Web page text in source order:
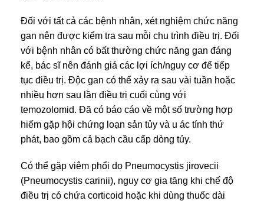
Đối với tất cả các bệnh nhân, xét nghiệm chức năng
gan nên được kiểm tra sau mỗi chu trình điều trị. Đối
với bệnh nhân có bất thường chức năng gan đáng
kể, bác sĩ nên đánh giá các lợi ích/nguy cơ để tiếp
tục điều trị. Độc gan có thể xảy ra sau vài tuần hoặc
nhiều hơn sau lần điều trị cuối cùng với
temozolomid. Đã có báo cáo về một số trường hợp
hiếm gặp hội chứng loạn sản tủy và u ác tính thứ
phát, bao gồm cả bạch cầu cấp dòng tủy.
Có thể gặp viêm phổi do Pneumocystis jirovecii
(Pneumocystis carinii), nguy cơ gia tăng khi chế độ
điều trị có chứa corticoid hoặc khi dùng thuốc dài